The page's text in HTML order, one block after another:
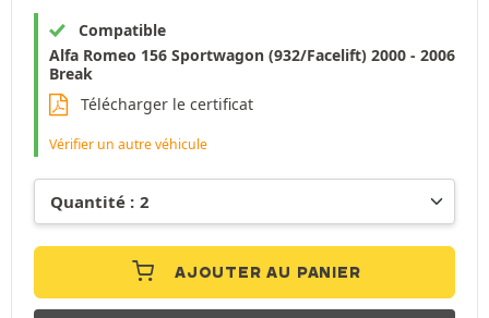
Compatible
Alfa Romeo 156 Sportwagon (932/Facelift) 2000 - 2006
Break
Télécharger le certificat
Vérifier un autre véhicule
AJOUTER AU PANIER